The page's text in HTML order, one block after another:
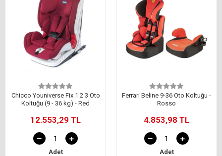
Chicco Youniverse Fix 1 2 3 Oto
Koltuğu (9 - 36 kg) - Red
12.553,29 TL
Adet
Ferrari Beline 9-36 Oto Koltuğu -
Rosso
4.853,98 TL
Adet